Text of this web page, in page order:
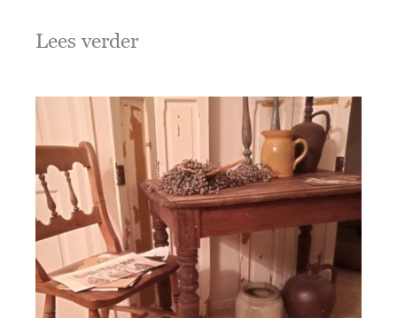
Lees verder